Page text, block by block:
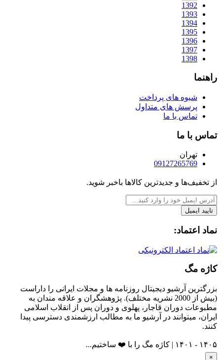
1392
1393
1394
1395
1396
1397
1398
راهنما
شیوه های پرداخت
پرسش های متداول
تماس با ما
تماس با ما
تهران
09127265769
از تخفیف‌ها و جدیدترین‌ کالاها باخبر شوید.
تایید ایمیل
نماد اعتماد:
کاژه مگ
بزرگترین آرشیو دیجیتال روزنامه ها و مجلات ایرانی را داراست
(بیش از 2000 نشریه مختلف). پژوهشگران و علاقه مندان به
مطبوعات دوران قاجار، پهلوی و دوران پس از انقلاب اسلامی
ایران، میتوانند در آرشیو ما به مطالب ارزشمندی دسترسی پیدا
کنند.
۱۴۰۵ - ۱۴۰۱ | کاژه مگ را با ❤️ ساختیم...
×